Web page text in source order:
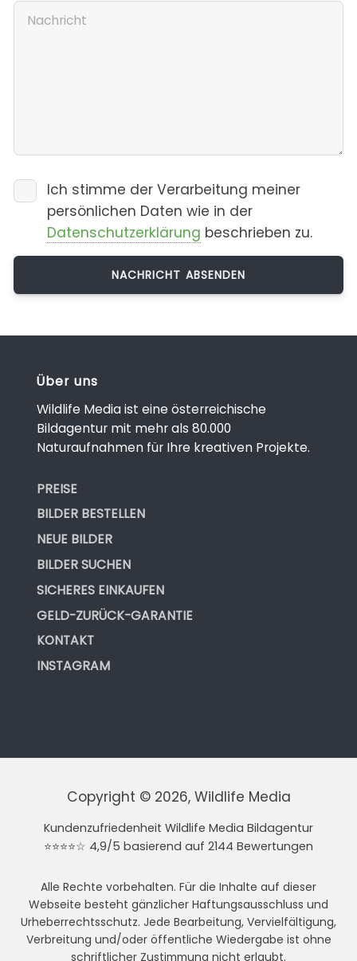
Ich stimme der Verarbeitung meiner
persönlichen Daten wie in der
Datenschutzerklärung beschrieben zu.
Über uns
Wildlife Media ist eine österreichische
Bildagentur mit mehr als 80.000
Naturaufnahmen für Ihre kreativen Projekte.
PREISE
BILDER BESTELLEN
NEUE BILDER
BILDER SUCHEN
SICHERES EINKAUFEN
GELD-ZURÜCK-GARANTIE
KONTAKT
INSTAGRAM
Copyright © 2026, Wildlife Media
Kundenzufriedenheit Wildlife Media Bildagentur
⭐⭐⭐⭐☆ 4,9/5 basierend auf 2144 Bewertungen
Alle Rechte vorbehalten. Für die Inhalte auf dieser
Webseite besteht gänzlicher Haftungsausschluss und
Urheberrechtsschutz. Jede Bearbeitung, Vervielfältigung,
Verbreitung und/oder öffentliche Wiedergabe ist ohne
schriftlicher Zustimmung nicht erlaubt.